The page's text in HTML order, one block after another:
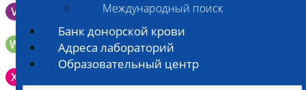
Международный поиск
Банк донорской крови
Адреса лабораторий
Образовательный центр
V Выпоты и биологические жидкости в контейнере
W Волос (шерсть) в пробирке Эппендорфа
X
Зонд щеточка с буккальным эпителием с внутренней
поверхности щеки (эпителием слизистой оболочки щеки)